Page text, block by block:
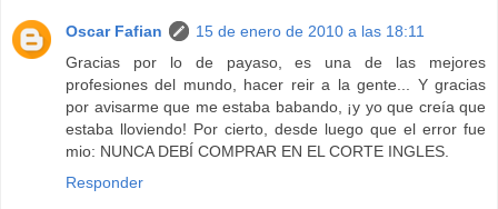
Oscar Fafian
15 de enero de 2010 a las 18:11
Gracias por lo de payaso, es una de las mejores
profesiones del mundo, hacer reir a la gente... Y gracias
por avisarme que me estaba babando, ¡y yo que creía que
estaba lloviendo! Por cierto, desde luego que el error fue
mio: NUNCA DEBÍ COMPRAR EN EL CORTE INGLES.
Responder